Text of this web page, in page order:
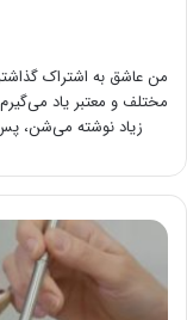
من عاشق به اشتراک گذاشتن
مختلف و معتبر یاد
زیاد نوشته می‌شن،
آیا
برداشتن
رحم
در